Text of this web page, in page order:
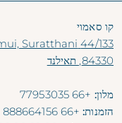
קו סאמוי
Suratthani
84330, תאילנד
מלון: +66 77953035
הזמנות: +66 888664156